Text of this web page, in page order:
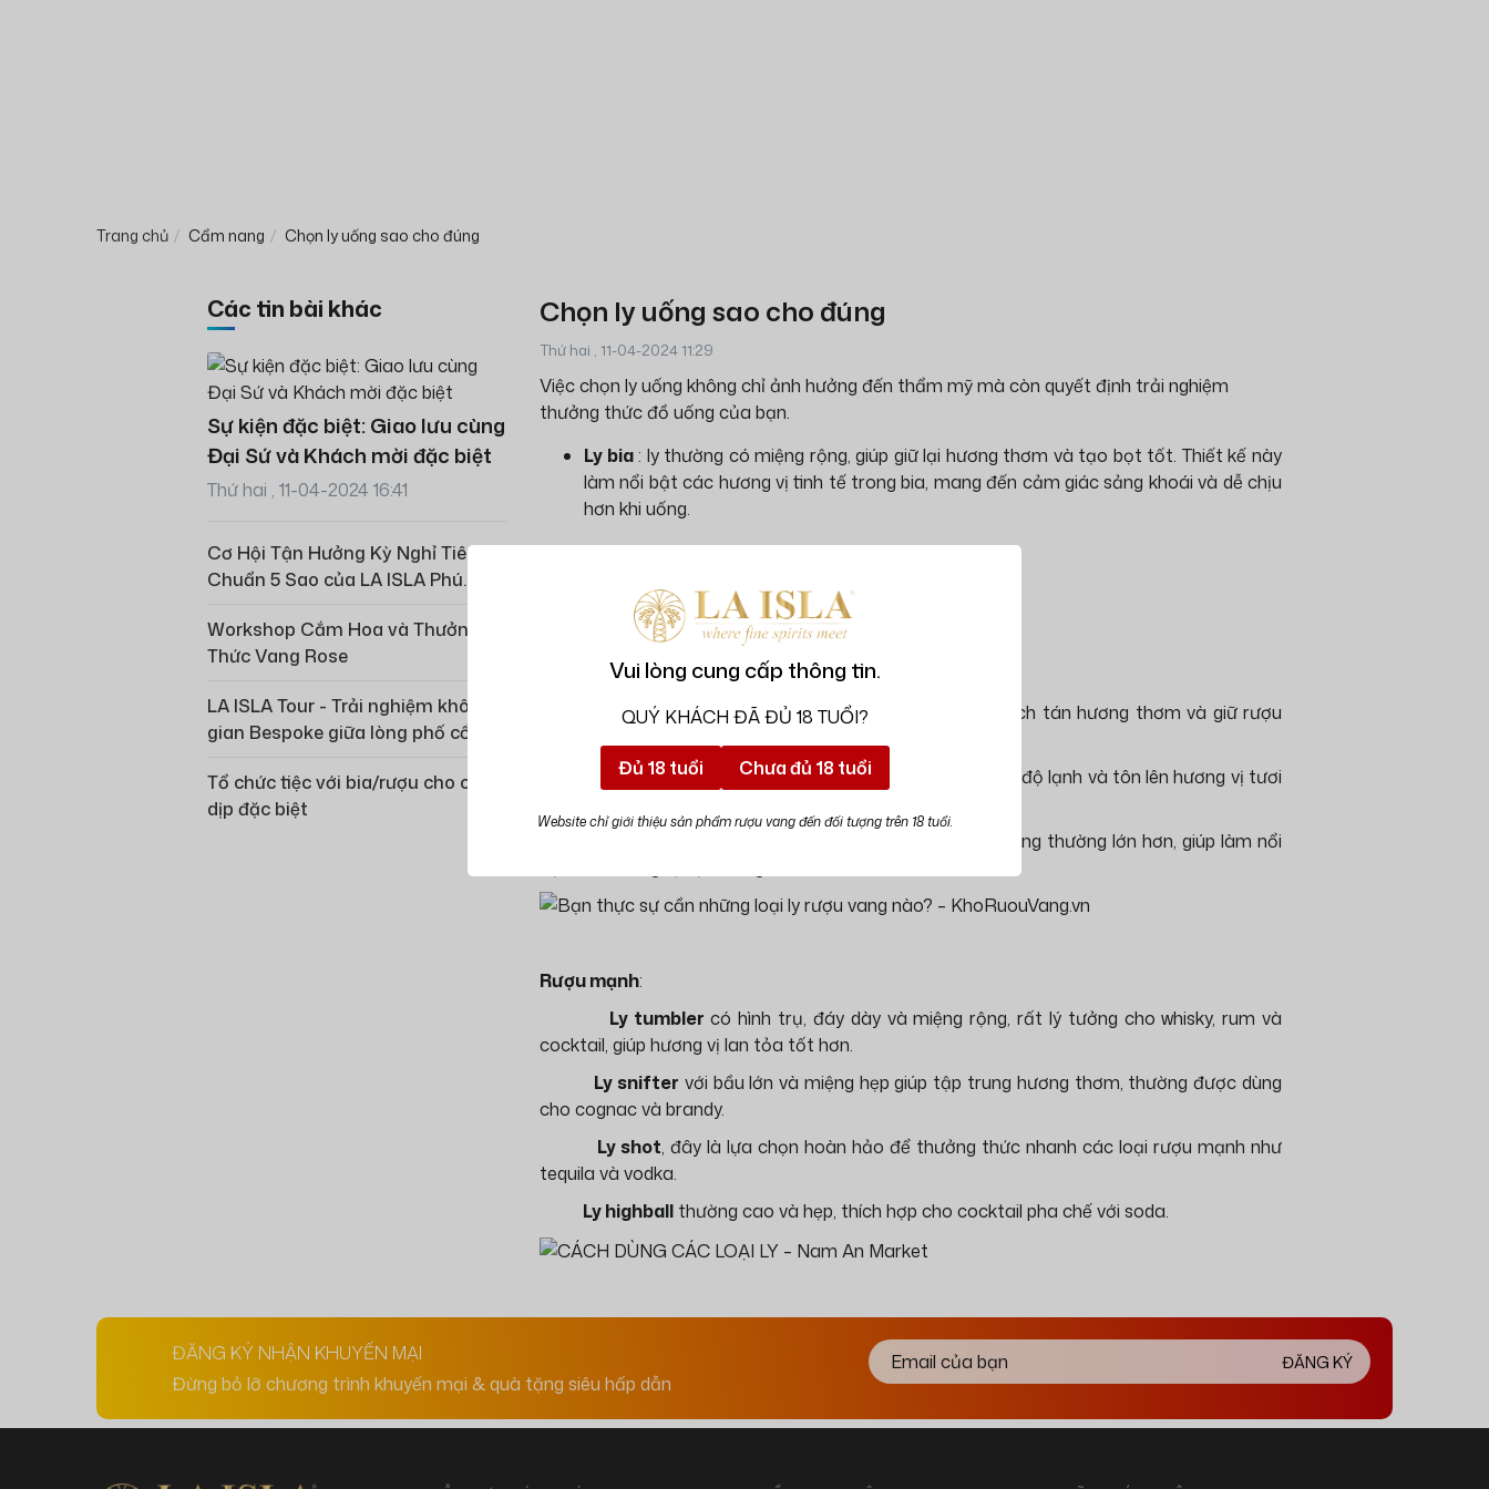
Trang chủ Cẩm nang Chọn ly uống sao cho đúng
Chọn ly uống sao cho đúng
Thứ hai , 11-04-2024 11:29
Việc chọn ly uống không chỉ ảnh hưởng đến thẩm mỹ mà còn quyết định trải nghiệm
thưởng thức đồ uống của bạn.
Ly bia: ly thường có miệng rộng, giúp giữ lại hương thơm và tạo bọt tốt. Thiết kế này
làm nổi bật các hương vị tinh tế trong bia, mang đến cảm giác sảng khoái và dễ chịu
hơn khi uống.
Rượu Vang:
Ly Vang Đỏ: Có bầu lớn và chân cao, giúp khuếch tán hương thơm và giữ rượu
Ly Vang Trắng
: Hẹp hơn, lý tưởng để bảo quản nhiệt độ lạnh và tôn lên hương vị tươi
: Thiết kế tương tự ly vang trắng nhưng thường lớn hơn, giúp làm nổi
Rượu mạnh:
Ly tumbler có hình trụ, đáy dày và miệng rộng, rất lý tưởng cho whisky, rum và
cocktail, giúp hương vị lan tỏa tốt hơn.
Ly snifter với bầu lớn và miệng hẹp giúp tập trung hương thơm, thường được dùng
cho cognac và brandy.
Ly shot, đây là lựa chọn hoàn hảo để thưởng thức nhanh các loại rượu mạnh như
tequila và vodka.
Ly highballthường cao và hẹp, thích hợp cho cocktail pha chế với soda.
Các tin bài khác
Sự kiện đặc biệt: Giao lưu cùng
Đại Sứ và Khách mời đặc biệt
Thứ hai , 11-04-2024 16:41
Cơ Hội Tận Hưởng Kỳ Nghỉ Tiêu
Chuẩn 5 Sao của LA ISLA Phú
Workshop Cắm Hoa và Thưởng
Thức Vang Rose
LA ISLA Tour - Trải nghiệm không
gian Bespoke giữa lòng phố cổ Hà
Tổ chức tiệc với bia/rượu cho các
dịp đặc biệt
ĐĂNG KÝ NHẬN KHUYẾN MẠI
Đừng bỏ lỡ chương trình khuyến mại & quà tặng siêu hấp dẫn
ĐĂNG KÝ
Vui lòng cung cấp thông tin.
QUÝ KHÁCH ĐÃ ĐỦ 18 TUỔI?
Đủ 18 tuổi Chưa đủ 18 tuổi
Website chỉ giới thiệu sản phẩm rượu vang đến đối tượng trên 18 tuổi.